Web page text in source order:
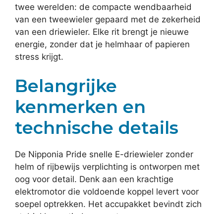
twee werelden: de compacte wendbaarheid
van een tweewieler gepaard met de zekerheid
van een driewieler. Elke rit brengt je nieuwe
energie, zonder dat je helmhaar of papieren
stress krijgt.
Belangrijke
kenmerken en
technische details
De Nipponia Pride snelle E-driewieler zonder
helm of rijbewijs verplichting is ontworpen met
oog voor detail. Denk aan een krachtige
elektromotor die voldoende koppel levert voor
soepel optrekken. Het accupakket bevindt zich